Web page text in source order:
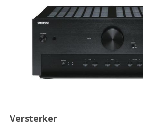
Versterker